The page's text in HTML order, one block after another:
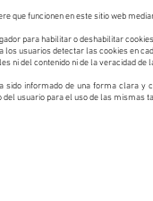
que funcionen en este sitio web
para habilitar o deshabilitar
usuarios detectar las cookies en
ni del contenido ni de la veracidad
sido informado de una forma clara
usuario para el uso de las